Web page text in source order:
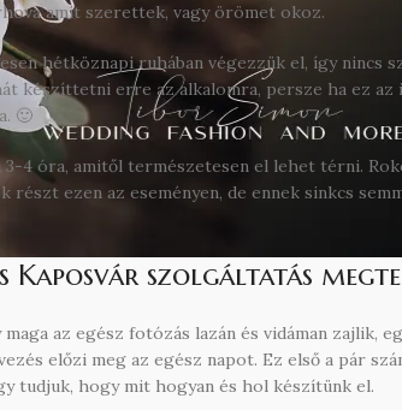
amit szerettek, vagy örömet okoz.
hétköznapi ruhában végezzük el, így nincs
készíttetni erre az alkalomra, persze ha ez az
🙂
4 óra, amitől természetesen el lehet térni.
részt ezen az eseményen, de ennek sinkcs
Kaposvár szolgáltatás
az egész fotózás lazán és vidáman zajlik,
előzi meg az egész napot. Ez első a pár
tudjuk, hogy mit hogyan és hol készítünk el.